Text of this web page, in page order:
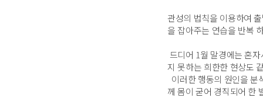
관성의 법칙을 이용하여
을 잡아주는 연습을 반복
드디어 1월 말경에는 혼
지 못하는 희한한 현상도
이러한 행동의 원인을 분
께 몸이 굳어 경직되어 한